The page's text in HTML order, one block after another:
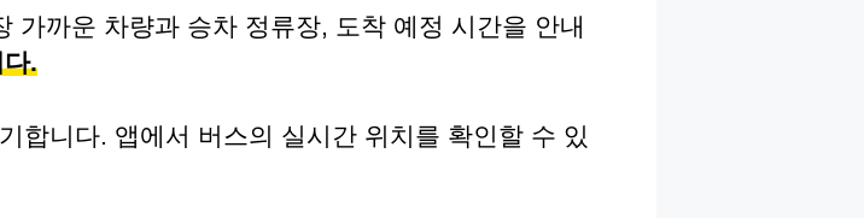
가까운 차량과 승차 정류장, 도착 예정 시간을 안내
다.
합니다. 앱에서 버스의 실시간 위치를 확인할 수 있